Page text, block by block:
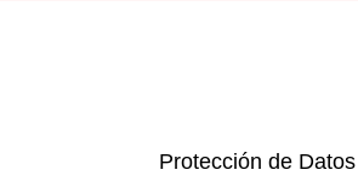
Protección de Datos